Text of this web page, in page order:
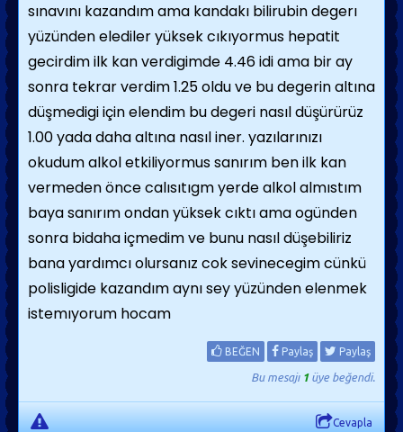
sınavını kazandım ama kandakı bilirubin degerı
yüzünden elediler yüksek cıkıyormus hepatit
gecirdim ilk kan verdigimde 4.46 idi ama bir ay
sonra tekrar verdim 1.25 oldu ve bu degerin altına
düşmedigi için elendim bu degeri nasıl düşürürüz
1.00 yada daha altına nasıl iner. yazılarınızı
okudum alkol etkiliyormus sanırım ben ilk kan
vermeden önce calısıtıgm yerde alkol almıstım
baya sanırım ondan yüksek cıktı ama ogünden
sonra bidaha içmedim ve bunu nasıl düşebiliriz
bana yardımcı olursanız cok sevinecegim cünkü
polisligide kazandım aynı sey yüzünden elenmek
istemıyorum hocam
BEĞEN Paylaş Paylaş
Bu mesajı 1üye beğendi.
Cevapla